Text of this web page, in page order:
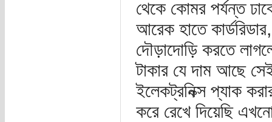
থেকে কোমর পর্যন্ত
আরেক হাতে
দৌড়াদোড়ি করতে
টাকার যে দাম আছে
ইলেকট্রনিক্স প্যাক
করে রেখে দিয়েছি